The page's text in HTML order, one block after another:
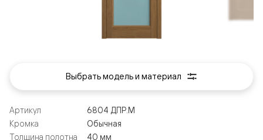
Артикул
6804 ДПР.М
Кромка
Обычная
Толщина полотна
40 мм
Выбрать модель и материал